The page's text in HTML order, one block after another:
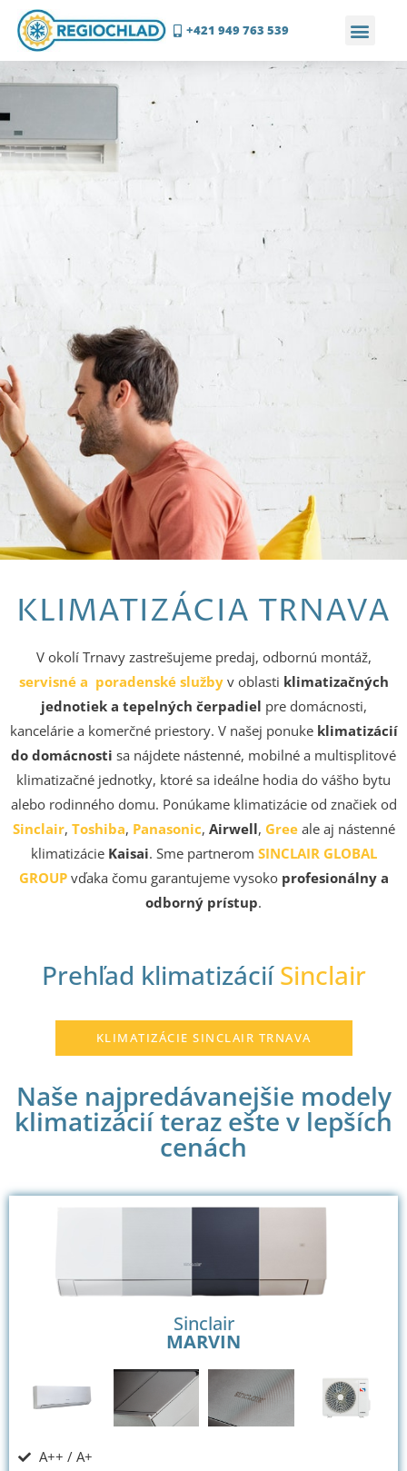
+421 949 763 539
Klimatizácia
do bytu
Trnava a
okolie
Pre domácnosti dodávame a
inštalujeme značky klimatizácií
Sinclair, Gree, Hitachi, Toshiba,
Panasonic či Airwell.
KLIMATIZÁCIA TRNAVA
V okolí Trnavy zastrešujeme predaj, odbornú montáž,
servisné a poradenské službyv oblasti klimatizačných
jednotiek a tepelných čerpadiel pre domácnosti,
kancelárie a komerčné priestory. V našej ponuke klimatizácií
do domácnosti sa nájdete nástenné, mobilné a multisplitové
klimatizačné jednotky, ktoré sa ideálne hodia do vášho bytu
alebo rodinného domu. Ponúkame klimatizácie od značiek od
Sinclair, Toshiba, Panasonic, Airwell, Greeale aj nástenné
klimatizácie Kaisai. Sme partnerom SINCLAIR GLOBAL
GROUPvďaka čomu garantujeme vysoko profesionálny a
odborný prístup.
Prehľad klimatizáciíSinclair
KLIMATIZÁCIE SINCLAIR TRNAVA
Naše najpredávanejšie modely
klimatizácií teraz ešte v lepších
cenách
Sinclair
MARVIN
A++ / A+